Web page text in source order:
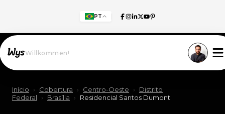
PT
Willkommen!
Início › Cobertura › Centro-Oeste ›
Distrito
Federal
› Brasília › Residencial Santos Dumont